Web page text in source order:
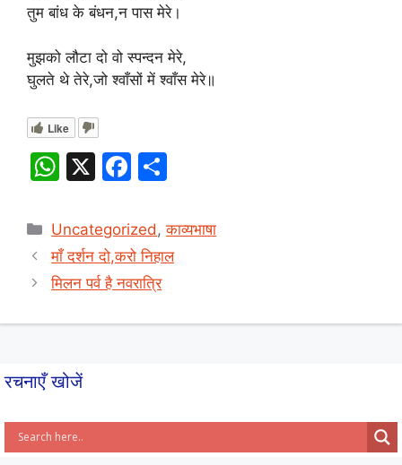
तुम बांध के बंधन,न पास मेरे।
मुझको लौटा दो वो स्पन्दन मेरे,
घुलते थे तेरे,जो श्वाँसों में श्वाँस मेरे॥
Like
W
at
s
A
X
F
c
e
b
ar
e
Categories
Uncategorized ,काव्यभाषा
माँ दर्शन दो,करो निहाल
मिलन पर्व है नवरात्रि
रचनाएँ खोजें